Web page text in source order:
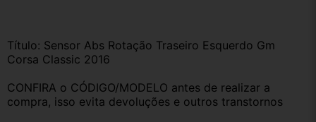
Título: Sensor Abs Rotação Traseiro Esquerdo Gm
Corsa Classic 2016
CONFIRA o CÓDIGO/MODELO antes de realizar a
compra, isso evita devoluções e outros transtornos